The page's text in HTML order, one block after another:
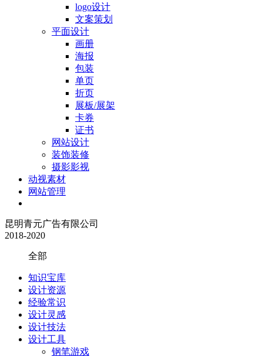
logo设计
文案策划
平面设计
画册
海报
包装
单页
折页
展板/展架
卡券
证书
网站设计
装饰装修
摄影影视
动视素材
网站管理
昆明青元广告有限公司
2018-2020
全部
知识宝库
设计资源
经验常识
设计灵感
设计技法
设计工具
钢笔游戏